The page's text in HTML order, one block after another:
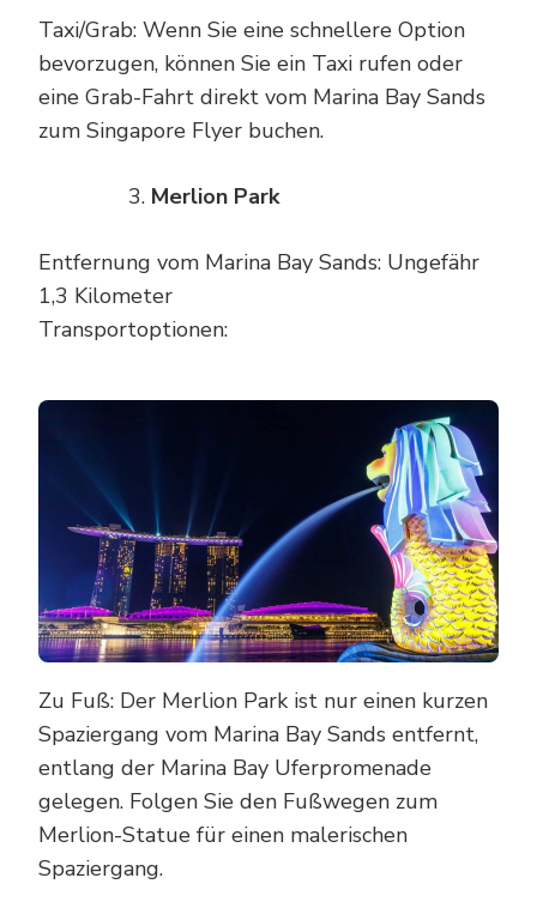
Taxi/Grab: Wenn Sie eine schnellere Option
bevorzugen, können Sie ein Taxi rufen oder
eine Grab-Fahrt direkt vom Marina Bay Sands
zum Singapore Flyer buchen.
Merlion Park
Entfernung vom Marina Bay Sands: Ungefähr
1,3 Kilometer
Transportoptionen:
Zu Fuß: Der Merlion Park ist nur einen kurzen
Spaziergang vom Marina Bay Sands entfernt,
entlang der Marina Bay Uferpromenade
gelegen. Folgen Sie den Fußwegen zum
Merlion-Statue für einen malerischen
Spaziergang.